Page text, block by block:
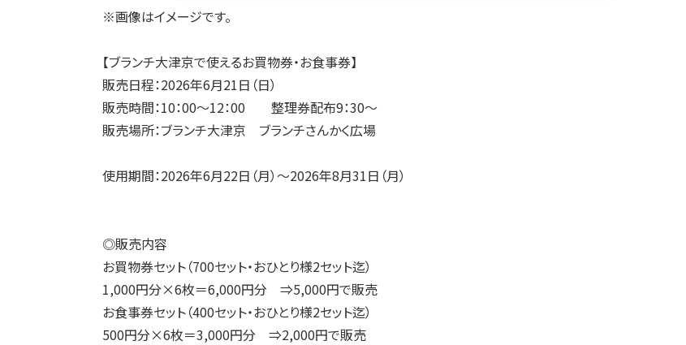
※画像はイメージです。
【ブランチ大津京で使えるお買物券・お食事券】
販売日程：2026年6月21日（日）
販売時間：10：00～12：00 整理券配布9：30～
販売場所：ブランチ大津京 ブランチさんかく広場
使用期間：2026年6月22日（月）～2026年8月31日（月）
◎販売内容
お買物券セット（700セット・おひとり様2セット迄）
1,000円分×6枚＝6,000円分 ⇒5,000円で販売
お食事券セット（400セット・おひとり様2セット迄）
500円分×6枚＝3,000円分 ⇒2,000円で販売